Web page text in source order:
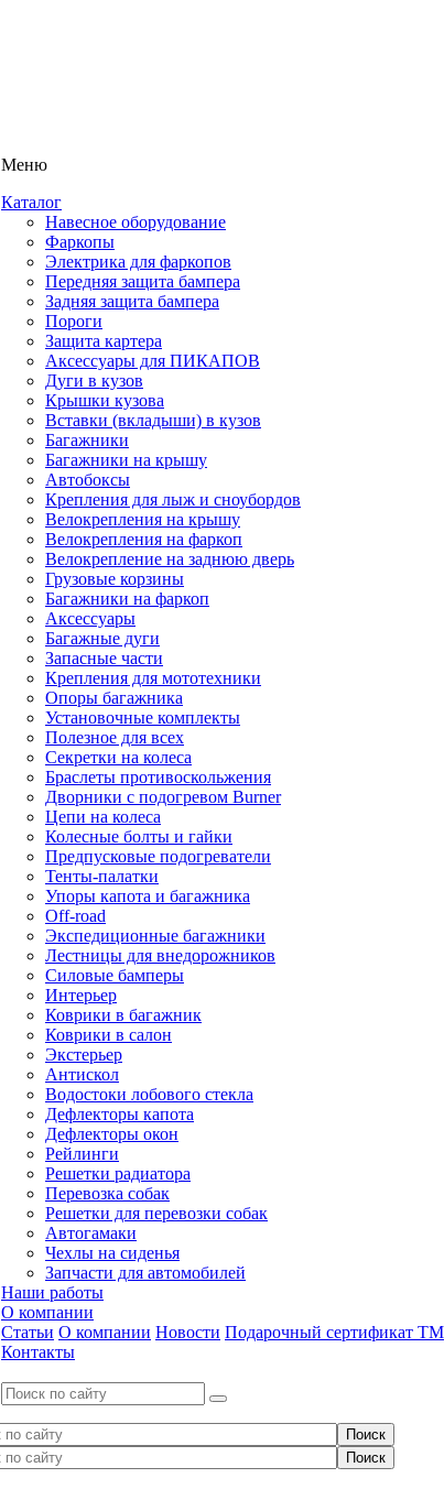
Меню
Каталог
Навесное оборудование
Фаркопы
Электрика для фаркопов
Передняя защита бампера
Задняя защита бампера
Пороги
Защита картера
Аксессуары для ПИКАПОВ
Дуги в кузов
Крышки кузова
Вставки (вкладыши) в кузов
Багажники
Багажники на крышу
Автобоксы
Крепления для лыж и сноубордов
Велокрепления на крышу
Велокрепления на фаркоп
Велокрепление на заднюю дверь
Грузовые корзины
Багажники на фаркоп
Аксессуары
Багажные дуги
Запасные части
Крепления для мототехники
Опоры багажника
Установочные комплекты
Полезное для всех
Секретки на колеса
Браслеты противоскольжения
Дворники с подогревом Burner
Цепи на колеса
Колесные болты и гайки
Предпусковые подогреватели
Тенты-палатки
Упоры капота и багажника
Off-road
Экспедиционные багажники
Лестницы для внедорожников
Силовые бамперы
Интерьер
Коврики в багажник
Коврики в салон
Экстерьер
Антискол
Водостоки лобового стекла
Дефлекторы капота
Дефлекторы окон
Рейлинги
Решетки радиатора
Перевозка собак
Решетки для перевозки собак
Автогамаки
Чехлы на сиденья
Запчасти для автомобилей
Наши работы
О компании
Статьи О компании Новости Подарочный сертификат ТМ
Контакты